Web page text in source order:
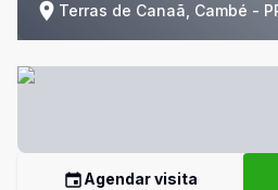
Terras de Canaã, Cambé -
Agendar visita